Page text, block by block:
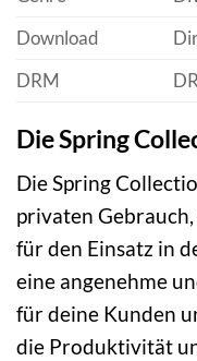
Download
DRM
Die Spring
Die Spring
privaten
für den Einsatz in
eine angenehme
für deine Kunden
die Produktivität